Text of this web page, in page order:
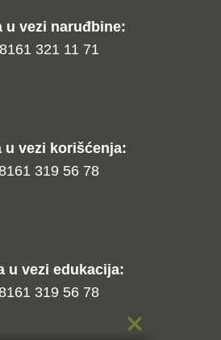
u vezi naruđbine:
321 11 71
u vezi korišćenja:
319 56 78
u vezi edukacija:
319 56 78